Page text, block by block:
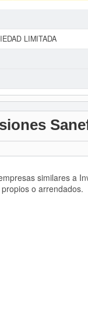
LIMITADA
similares a
o arrendados.